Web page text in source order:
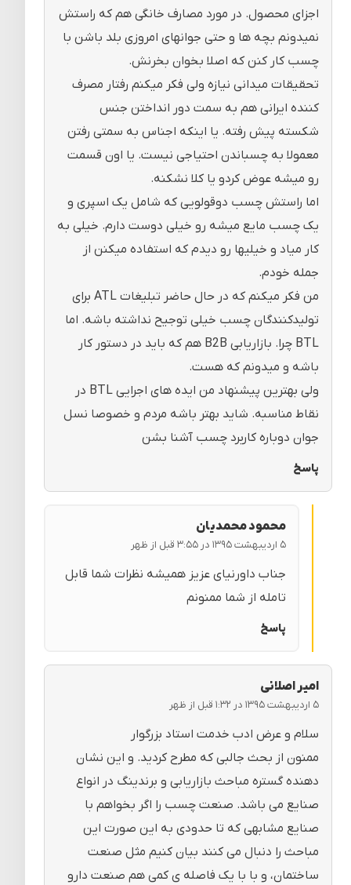
اجزای محصول. در مورد مصارف خانگی هم که راستش
نمیدونم بچه ها و حتی جوانهای امروزی بلد باشن با
چسب کار کنن که اصلا بخوان بخرنش.
تحقیقات میدانی نیازه ولی فکر میکنم رفتار مصرف
کننده ایرانی هم به سمت دور انداختن جنس
شکسته پیش رفته. یا اینکه اجناس به سمتی رفتن
معمولا به چسباندن احتیاجی نیست. یا اون قسمت
رو میشه عوض کردو یا کلا نشکنه.
اما راستش چسب دوقولویی که شامل یک اسپری و
یک چسب مایع میشه رو خیلی دوست دارم. خیلی به
کار میاد و خیلیها رو دیدم که استفاده میکنن از
جمله خودم.
من فکر میکنم که در حال حاضر تبلیغات ATL برای
تولیدکنندگان چسب خیلی توجیح نداشته باشه. اما
BTL چرا. بازاریابی B2B هم که باید در دستور کار
باشه و میدونم که هست.
ولی بهترین پیشنهاد من ایده های اجرایی BTL در
نقاط مناسبه. شاید بهتر باشه مردم و خصوصا نسل
جوان دوباره کاربرد چسب آشنا بشن
پاسخ
محمود محمدیان
۵ اردیبهشت ۱۳۹۵ در ۳:۵۵ قبل از ظهر
جناب داورنیای عزیز همیشه نظرات شما قابل
تامله از شما ممنونم
پاسخ
امیر اصلانی
۵ اردیبهشت ۱۳۹۵ در ۱:۳۲ قبل از ظهر
سلام و عرض ادب خدمت استاد بزرگوار
ممنون از بحث جالبی که مطرح کردید. و این نشان
دهنده گستره مباحث بازاریابی و برندینگ در انواع
صنایع می باشد. صنعت چسب را اگر بخواهم با
صنایع مشابهی که تا حدودی به این صورت این
مباحث را دنبال می کنند بیان کنیم مثل صنعت
ساختمان، و با با یک فاصله ی کمی هم صنعت دارو